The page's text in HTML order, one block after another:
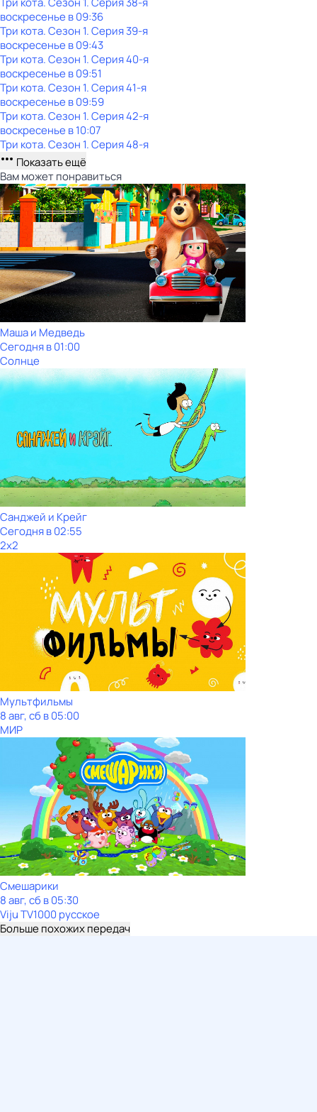
воскресенье в09:36
Три кота. Сезон 1. Серия 39-я
воскресенье в09:43
Три кота. Сезон 1. Серия 40-я
воскресенье в09:51
Три кота. Сезон 1. Серия 41-я
воскресенье в09:59
Три кота. Сезон 1. Серия 42-я
воскресенье в10:07
Три кота. Сезон 1. Серия 48-я
Показать ещё
Вам может понравиться
Маша и Медведь
Сегодня в 01:00
Солнце
Санджей и Крейг
Сегодня в 02:55
2x2
Мультфильмы
8 авг, сб в 05:00
МИР
Смешарики
8 авг, сб в 05:30
Viju TV1000 русское
Больше похожих передач